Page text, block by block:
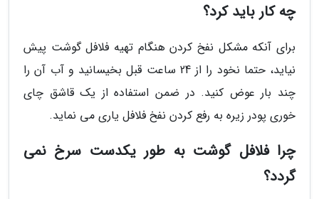
چه کار باید کرد؟
برای آنکه مشکل نفخ کردن هنگام تهیه فلافل گوشت پیش
نیاید، حتما نخود را از 24 ساعت قبل بخیسانید و آب آن را
چند بار عوض کنید. در ضمن استفاده از یک قاشق چای
خوری پودر زیره به رفع کردن نفخ فلافل یاری می نماید.
چرا فلافل گوشت به طور یکدست سرخ نمی
گردد؟